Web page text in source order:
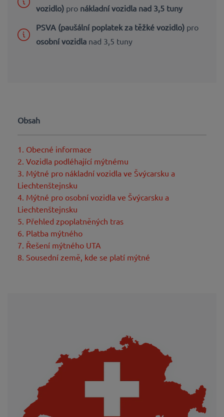
vozidlo) pro nákladní vozidla nad 3,5 tuny
PSVA (paušální poplatek za těžké vozidlo) pro
osobní vozidla nad 3,5 tuny
Obsah
1. Obecné informace
2. Vozidla podléhající mýtnému
3. Mýtné pro nákladní vozidla ve Švýcarsku a
Liechtenštejnsku
4. Mýtné pro osobní vozidla ve Švýcarsku a
Liechtenštejnsku
5. Přehled zpoplatněných tras
6. Platba mýtného
7. Řešení mýtného UTA
8. Sousední země, kde se platí mýtné